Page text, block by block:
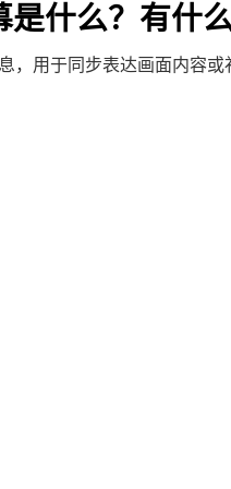
什么？有什
，用于同步表达画面内容或